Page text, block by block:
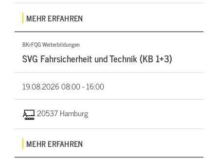
MEHR ERFAHREN
BKrFQG Weiterbildungen
SVG Fahrsicherheit und Technik (KB 1+3)
19.08.202608:00 - 16:00
20537 Hamburg
MEHR ERFAHREN